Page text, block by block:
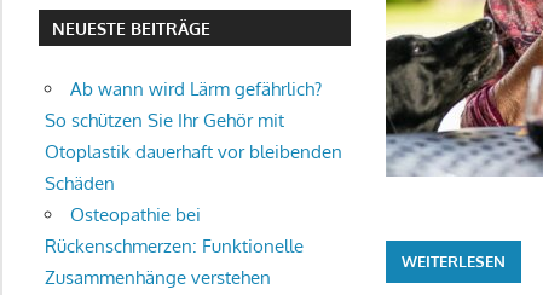
WEITERLESEN
NEUESTE BEITRÄGE
Ab wann wird Lärm gefährlich?
So schützen Sie Ihr Gehör mit
Otoplastik dauerhaft vor bleibenden
Schäden
Osteopathie bei
Rückenschmerzen: Funktionelle
Zusammenhänge verstehen